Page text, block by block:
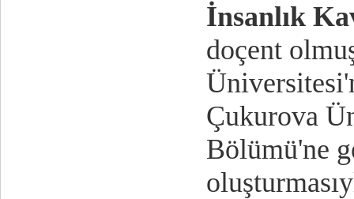
İnsanlık
doçent
Çukurova
Bölümü'ne